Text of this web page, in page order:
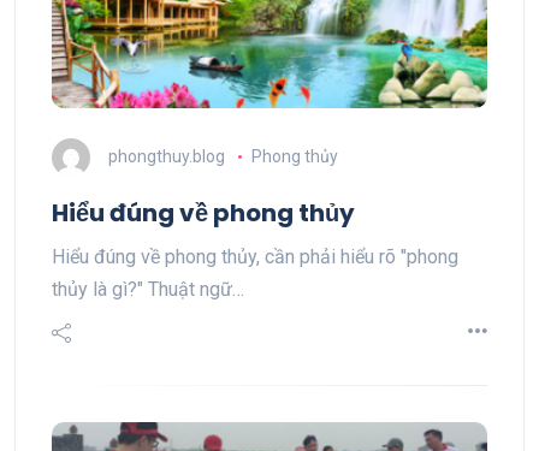
phongthuy.blog Phong thủy
Hiểu đúng về phong thủy
Hiểu đúng về phong thủy, cần phải hiểu rõ "phong
thủy là gì?" Thuật ngữ…